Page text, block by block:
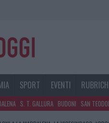
SPORT EVENTI
S. T. GALLURA BUDONI SAN